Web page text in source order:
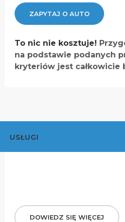
ZAPYTAJ O AUTO
To nic nie kosztuje!
na podstawie podanych
kryteriów jest całkowicie
USŁUGI
DOWIEDZ SIĘ WIĘCEJ